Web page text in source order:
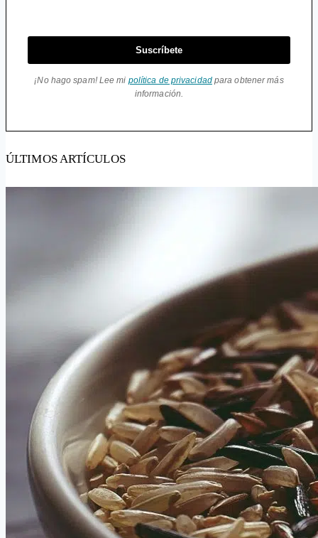
Suscríbete
¡No hago spam! Lee mi política de privacidadpara obtener más
información.
ÚLTIMOS ARTÍCULOS